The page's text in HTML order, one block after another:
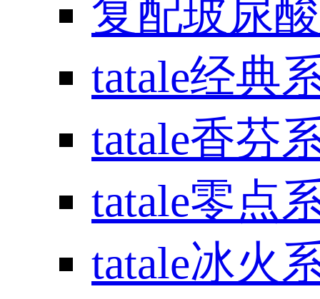
复配玻尿
tatale经典
tatale香芬
tatale零点
tatale冰火